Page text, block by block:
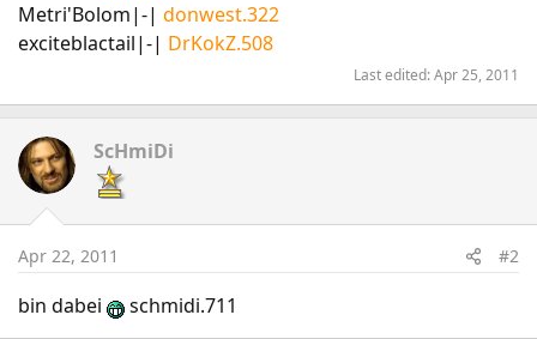
Metri'Bolom|-| donwest.322
exciteblactail|-| DrKokZ.508
Last edited:Apr 25, 2011
ScHmiDi
Apr 22, 2011 #2
bin dabei schmidi.711